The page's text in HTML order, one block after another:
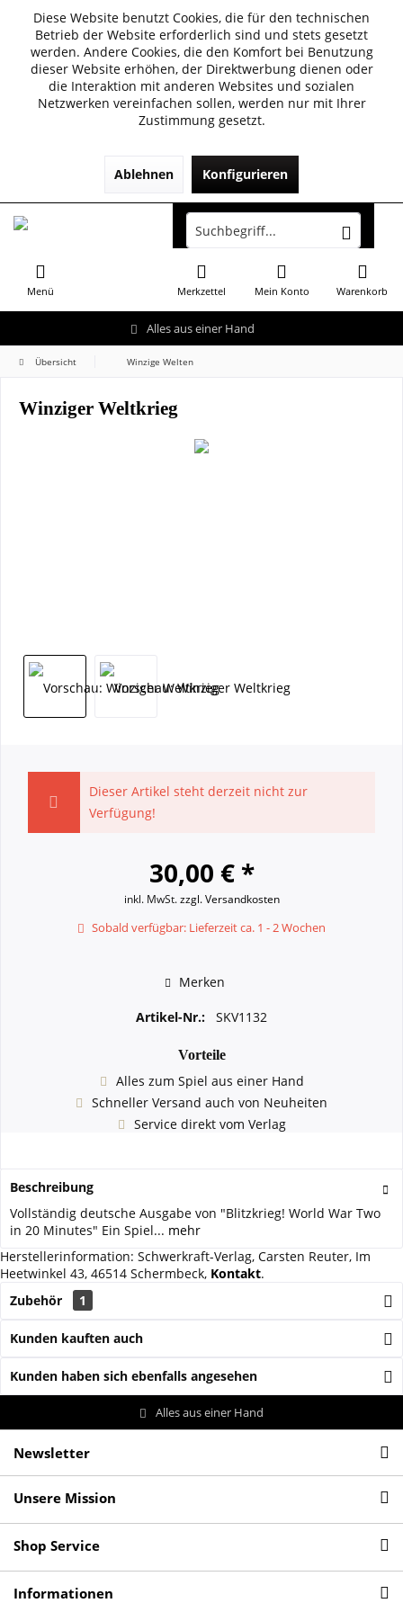
Diese Website benutzt Cookies, die für den technischen
Betrieb der Website erforderlich sind und stets gesetzt
werden. Andere Cookies, die den Komfort bei Benutzung
dieser Website erhöhen, der Direktwerbung dienen oder
die Interaktion mit anderen Websites und sozialen
Netzwerken vereinfachen sollen, werden nur mit Ihrer
Zustimmung gesetzt.
Ablehnen Konfigurieren
Alles aus einer Hand
Menü Warenkorb
Merkzettel Mein Konto
Übersicht Winzige Welten
Winziger Weltkrieg
Dieser Artikel steht derzeit nicht zur
Verfügung!
30,00 € *
inkl. MwSt.zzgl. Versandkosten
Sobald verfügbar: Lieferzeit ca. 1 - 2 Wochen
Merken
Artikel-Nr.: SKV1132
Vorteile
Alles zum Spiel aus einer Hand
Schneller Versand auch von Neuheiten
Service direkt vom Verlag
Beschreibung
Vollständig deutsche Ausgabe von "Blitzkrieg! World War Two
in 20 Minutes" Ein Spiel... mehr
Herstellerinformation: Schwerkraft-Verlag, Carsten Reuter, Im
Heetwinkel 43, 46514 Schermbeck, Kontakt.
Zubehör
1
Kunden kauften auch
Kunden haben sich ebenfalls angesehen
Alles aus einer Hand
Newsletter
Unsere Mission
Shop Service
Informationen